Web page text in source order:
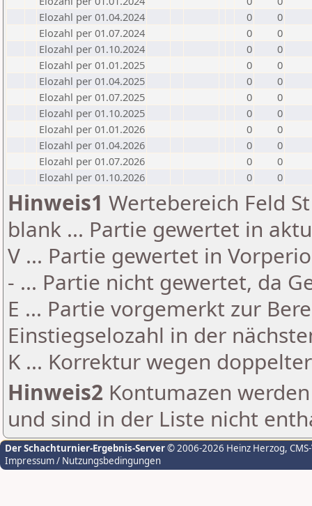
Elozahl per 01.04.2024
0
0
Elozahl per 01.07.2024
0
0
Elozahl per 01.10.2024
0
0
Elozahl per 01.01.2025
0
0
Elozahl per 01.04.2025
0
0
Elozahl per 01.07.2025
0
0
Elozahl per 01.10.2025
0
0
Elozahl per 01.01.2026
0
0
Elozahl per 01.04.2026
0
0
Elozahl per 01.07.2026
0
0
Elozahl per 01.10.2026
0 0
Hinweis1 Wertebereich Feld
blank ... Partie gewertet in
V ... Partie gewertet in
- ... Partie nicht gewertet, da
E ... Partie vorgemerkt zur
Einstiegselozahl in der
K ... Korrektur wegen
Hinweis2 Kontumazen
und sind in der Liste nicht
Der Schachturnier-Ergebnis-Server© 2006-2026 Heinz Herzog,
Impressum / Nutzungsbedingungen